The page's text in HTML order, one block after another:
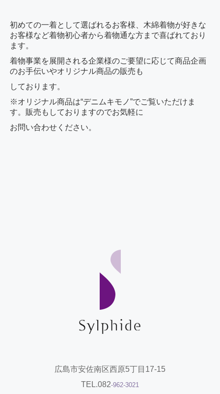
初めての一着として選ばれるお客様、木綿着物が好きな
お客様など着物初心者から着物通な方まで喜ばれており
ます。
着物事業を展開される企業様のご要望に応じて商品企画
のお手伝いやオリジナル商品の販売も
しております。
※オリジナル商品は“デニムキモノ”でご覧いただけま
す。販売もしておりますのでお気軽に
お問い合わせください。
広島市安佐南区西原5丁目17-15
TEL.082-962-3021